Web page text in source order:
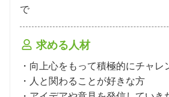
で
求める人材
・向上心をもって積極的にチャレ
・人と関わることが好きな方